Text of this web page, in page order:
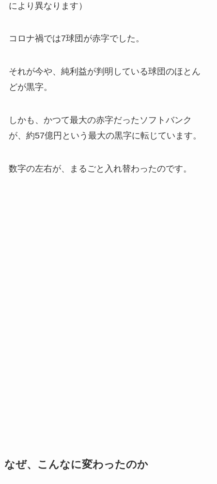
により異なります）
コロナ禍では7球団が赤字でした。
それが今や、純利益が判明している球団のほとん
どが黒字。
しかも、かつて最大の赤字だったソフトバンク
が、約57億円という最大の黒字に転じています。
数字の左右が、まるごと入れ替わったのです。
なぜ、こんなに変わったのか